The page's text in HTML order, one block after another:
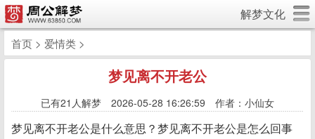
解梦文化
首页 > 爱情类 >
梦见离不开老公
已有21人解梦 2026-05-28 16:26:59 作者：小仙女
梦见离不开老公是什么意思？梦见离不开老公是怎么回事